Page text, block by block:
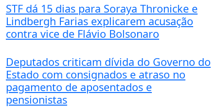
STF dá 15 dias para Soraya Thronicke e
Lindbergh Farias explicarem acusação
contra vice de Flávio Bolsonaro
Deputados criticam dívida do Governo do
Estado com consignados e atraso no
pagamento de aposentados e
pensionistas